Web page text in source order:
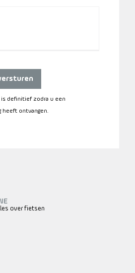
is definitief zodra u een
heeft ontvangen.
over fietsen